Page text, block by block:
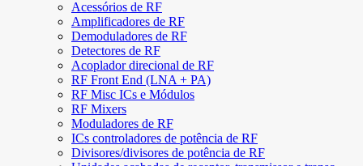
Acessórios de RF
Amplificadores de RF
Demoduladores de RF
Detectores de RF
Acoplador direcional de RF
RF Front End (LNA + PA)
RF Misc ICs e Módulos
RF Mixers
Moduladores de RF
ICs controladores de potência de RF
Divisores/divisores de potência de RF